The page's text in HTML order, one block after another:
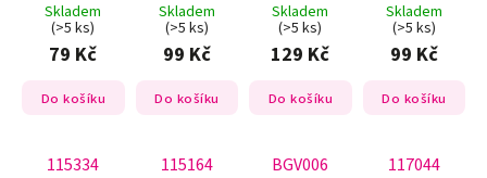
Skladem
(>5 ks)
79 Kč
Do košíku
Skladem
(>5 ks)
99 Kč
Do košíku
Skladem
(>5 ks)
129 Kč
Do košíku
Skladem
(>5 ks)
99 Kč
Do košíku
115334 115164 BGV006 117044